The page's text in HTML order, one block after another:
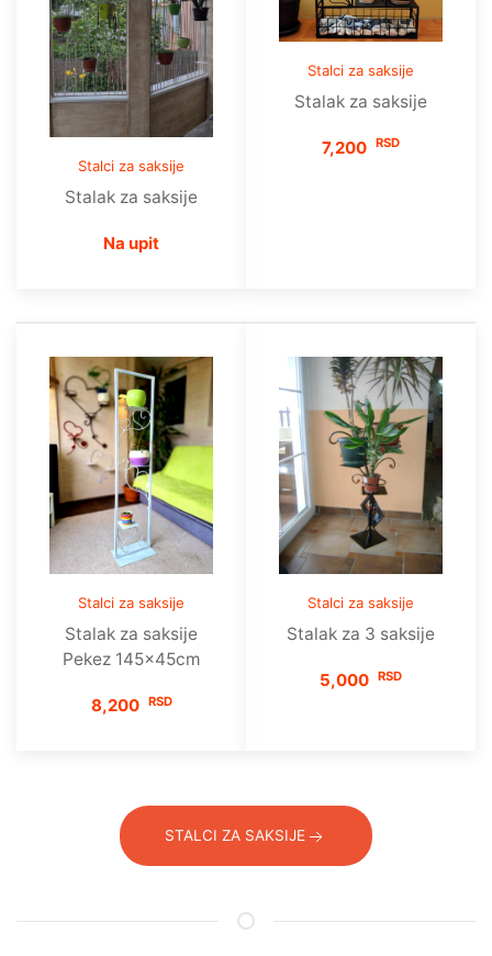
Stalci za saksije
Stalak za saksije
Na upit
Stalci za saksije
Stalak za saksije
7,200 RSD
Stalci za saksije
Stalak za saksije
Pekez 145x45cm
8,200 RSD
Stalci za saksije
Stalak za 3 saksije
5,000 RSD
STALCI ZA SAKSIJE